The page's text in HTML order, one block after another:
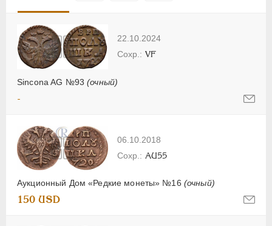
22.10.2024
Sincona AG №93(очный)
VF
-
06.10.2018
Аукционный Дом «Редкие монеты» №16 (очный)
AU55
150 USD